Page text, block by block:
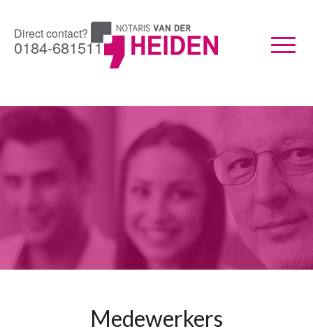
Toggle
Direct contact?
0184-681511
Medewerkers